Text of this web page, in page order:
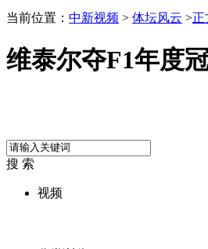
当前位置： 中新视频 > 体坛风云 >正
维泰尔夺F1年度
搜 索
视频